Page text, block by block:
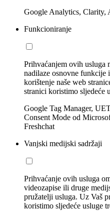
Google Analytics, Clarity,
Funkcioniranje
Prihvaćanjem ovih usluga
nadilaze osnovne funkcije
korištenje naše web
stranici koristimo sljedeće
Google Tag Manager,
Consent Mode od
Freshchat
Vanjski medijski sadržaji
Prihvaćanje ovih usluga
videozapise ili druge
pružatelji usluga. Uz Vaš
koristimo sljedeće usluge